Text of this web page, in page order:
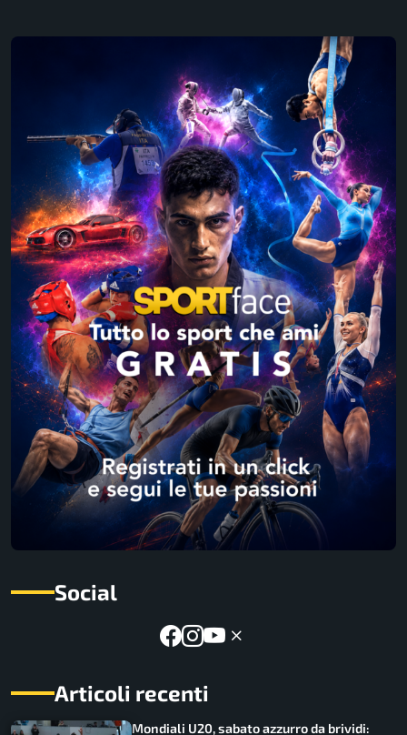
Social
Articoli recenti
Mondiali U20, sabato azzurro da brividi: